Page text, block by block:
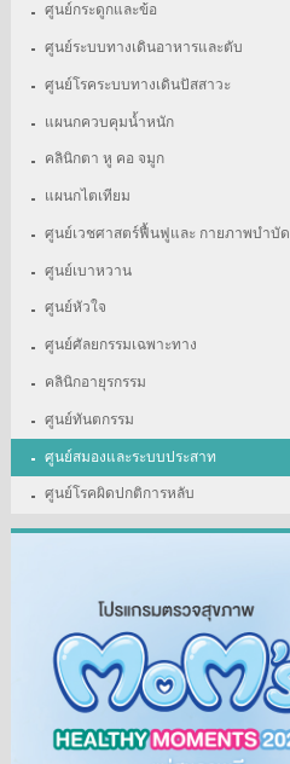
ศูนย์กระดูกและข้อ
ศูนย์ระบบทางเดินอาหารและตับ
ศูนย์โรคระบบทางเดินปัสสาวะ
แผนกควบคุมน้ำหนัก
คลินิกตา หู คอ จมูก
แผนกไตเทียม
ศูนย์เวชศาสตร์ฟื้นฟูและ กายภาพบำบัด
ศูนย์เบาหวาน
ศูนย์หัวใจ
ศูนย์ศัลยกรรมเฉพาะทาง
คลินิกอายุรกรรม
ศูนย์ทันตกรรม
ศูนย์สมองและระบบประสาท
ศูนย์โรคผิดปกติการหลับ